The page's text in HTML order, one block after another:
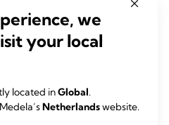
professionele zorgverleners
worden aangebracht.
op een andere manier gevoed
manieren van
zoals vingervoeden,
we
your local
located inGlobal.
Netherlandswebsite.